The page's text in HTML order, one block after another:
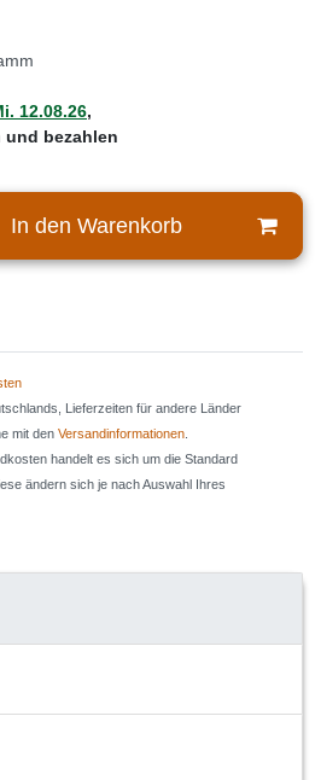
12.08.26,
bezahlen
In den Warenkorb
Lieferzeiten für andere Länder
mit den Versandinformationen
handelt es sich um die Standard
ändern sich je nach Auswahl Ihres